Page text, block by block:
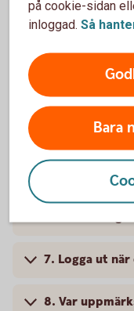
1. Personlig
4. Byt
5. Kontrollera
7. Logga ut
8. Var
på cookie-sidan
inloggad. Så
Bara